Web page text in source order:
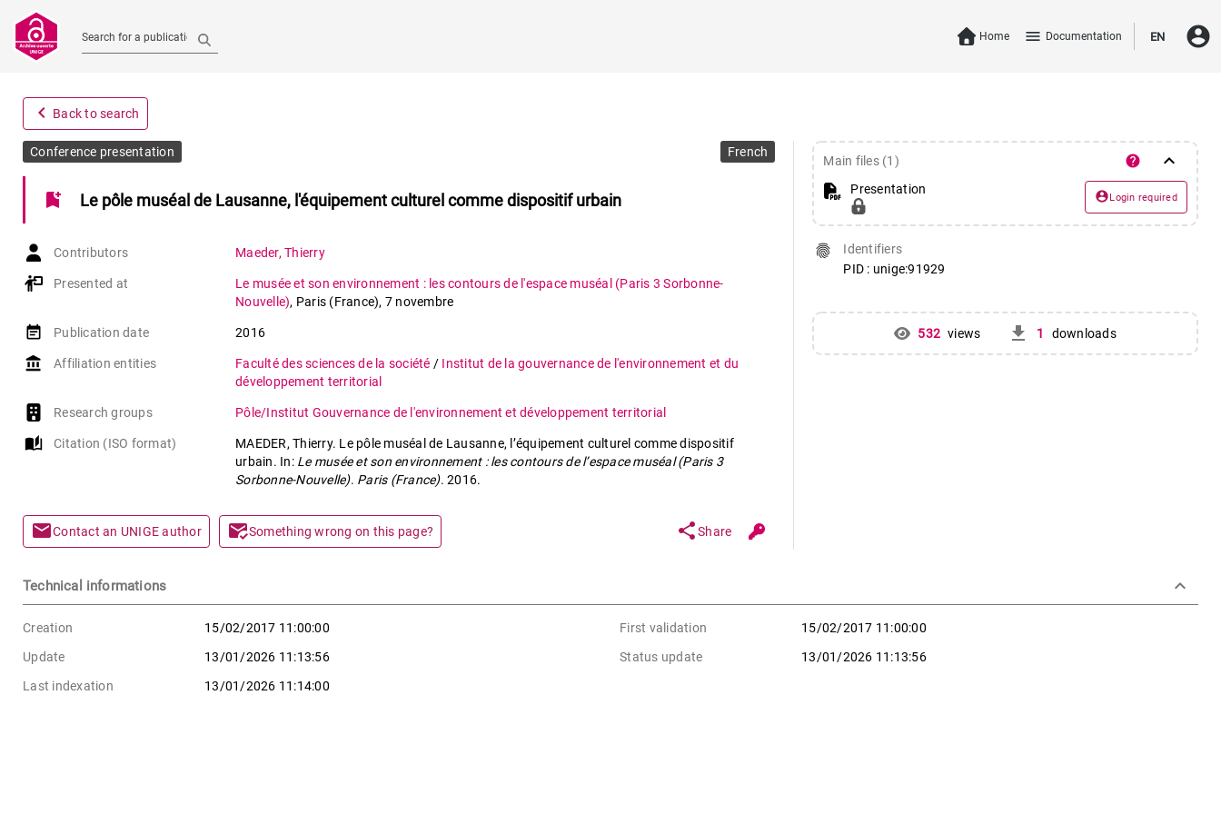
Search for a publication Home menu Documentation EN account_circle
navigate_before Back to search
Conference presentation French
bookmark_add Le pôle muséal de Lausanne, l'équipement culturel comme dispositif urbain
Contributors Maeder, Thierry
Presented at
Le musée et son environnement : les contours de l'espace muséal (Paris 3 Sorbonne-
Nouvelle), Paris (France), 7 novembre
event_note Publication date 2016
account_balance Affiliation entities Faculté des sciences de la société / Institut de la gouvernance de l'environnement et du
développement territorial
Research groups Pôle/Institut Gouvernance de l'environnement et développement territorial
auto_stories Citation (ISO format)
MAEDER, Thierry. Le pôle muséal de Lausanne, l’équipement culturel comme dispositif
urbain. In: Le musée et son environnement : les contours de l’espace muséal (Paris 3
Sorbonne-Nouvelle). Paris (France). 2016.
mailContact an UNIGE author mark_email_readSomething wrong on this page? shareShare
Main files (1) help keyboard_arrow_down
Presentation account_circleLogin required
fingerprint
Identifiers
PID : unige:91929
532 views get_app 1 downloads
Technical informations keyboard_arrow_down
Creation 15/02/2017 11:00:00 First validation
15/02/2017 11:00:00
Update
13/01/2026 11:13:56 Status update
13/01/2026 11:13:56
Last indexation
13/01/2026 11:14:00